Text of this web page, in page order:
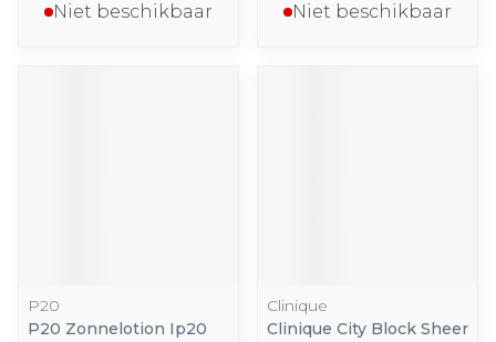
Niet beschikbaar Niet beschikbaar
P20
P20 Zonnelotion Ip20
Clinique
Clinique City Block Sheer